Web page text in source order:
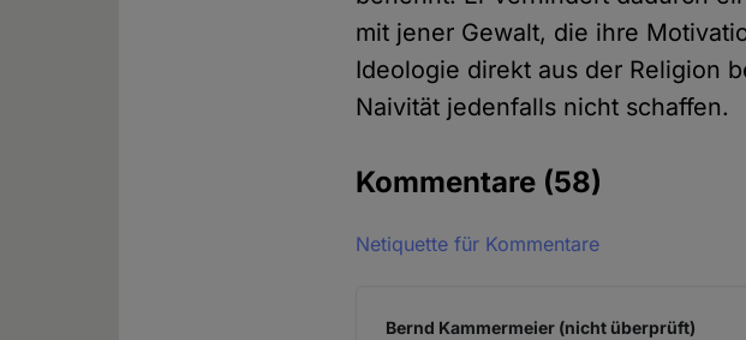
mit jener Gewalt, die ihre
Ideologie direkt aus der Religion
Naivität jedenfalls nicht schaffen.
Kommentare (58)
Netiquette für Kommentare
Bernd Kammermeier (nicht überprüft)